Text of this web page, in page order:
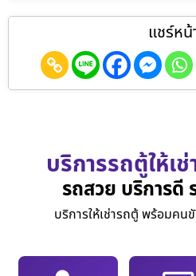
แชร์ห
บริการรถตู้ให้เ
รถสวย บริการดี
บริการให้เช่ารถตู้ พร้อมค